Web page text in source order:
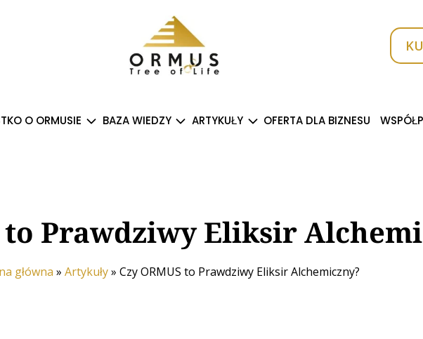
O ORMUSIE BAZA WIEDZY ARTYKUŁY OFERTA DLA BIZNESU
to Prawdziwy Eliksir
główna » Artykuły» Czy ORMUS to Prawdziwy Eliksir Alchemiczny?